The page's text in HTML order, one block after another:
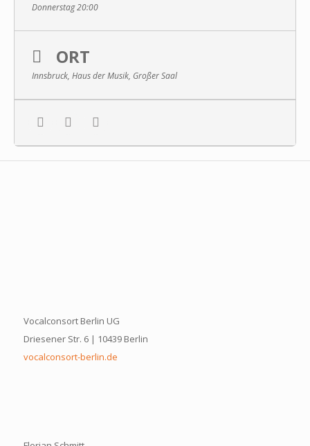
Donnerstag 20:00
ORT
Innsbruck, Haus der Musik, Großer Saal
Vocalconsort Berlin UG
Driesener Str. 6 | 10439 Berlin
vocalconsort-berlin.de